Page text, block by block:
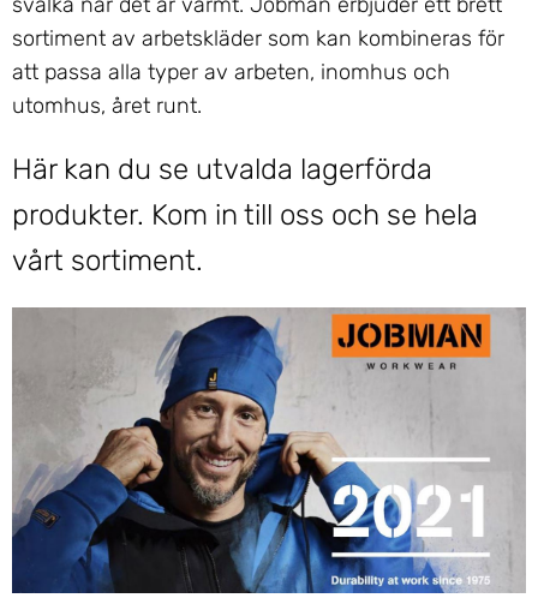
svalka när det är varmt. Jobman erbjuder ett brett
sortiment av arbetskläder som kan kombineras för
att passa alla typer av arbeten, inomhus och
utomhus, året runt.
Här kan du se utvalda lagerförda
produkter. Kom in till oss och se hela
vårt sortiment.